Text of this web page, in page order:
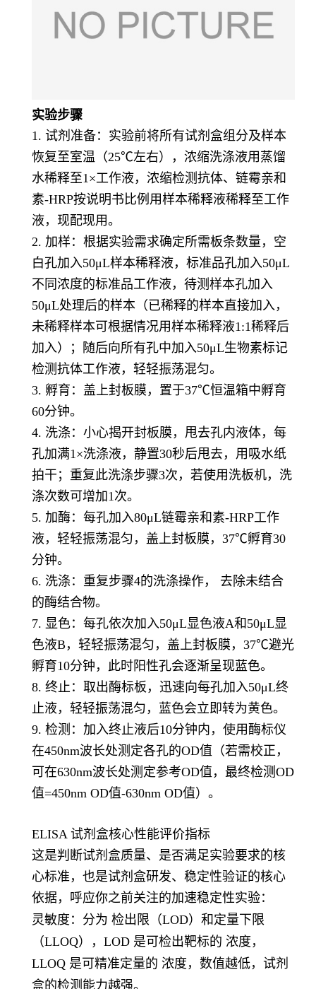
实验步骤
1. 试剂准备：实验前将所有试剂盒组分及样本
恢复至室温（25℃左右），浓缩洗涤液用蒸馏
水稀释至1×工作液，浓缩检测抗体、链霉亲和
素-HRP按说明书比例用样本稀释液稀释至工作
液，现配现用。
2. 加样：根据实验需求确定所需板条数量，空
白孔加入50μL样本稀释液，标准品孔加入50μL
不同浓度的标准品工作液，待测样本孔加入
50μL处理后的样本（已稀释的样本直接加入，
未稀释样本可根据情况用样本稀释液1:1稀释后
加入）；随后向所有孔中加入50μL生物素标记
检测抗体工作液，轻轻振荡混匀。
3. 孵育：盖上封板膜，置于37℃恒温箱中孵育
60分钟。
4. 洗涤：小心揭开封板膜，甩去孔内液体，每
孔加满1×洗涤液，静置30秒后甩去，用吸水纸
拍干；重复此洗涤步骤3次，若使用洗板机，洗
涤次数可增加1次。
5. 加酶：每孔加入80μL链霉亲和素-HRP工作
液，轻轻振荡混匀，盖上封板膜，37℃孵育30
分钟。
6. 洗涤：重复步骤4的洗涤操作， 去除未结合
的酶结合物。
7. 显色：每孔依次加入50μL显色液A和50μL显
色液B，轻轻振荡混匀，盖上封板膜，37℃避光
孵育10分钟，此时阳性孔会逐渐呈现蓝色。
8. 终止：取出酶标板，迅速向每孔加入50μL终
止液，轻轻振荡混匀，蓝色会立即转为黄色。
9. 检测：加入终止液后10分钟内，使用酶标仪
在450nm波长处测定各孔的OD值（若需校正，
可在630nm波长处测定参考OD值，最终检测OD
值=450nm OD值-630nm OD值）。
ELISA 试剂盒核心性能评价指标
这是判断试剂盒质量、是否满足实验要求的核
心标准，也是试剂盒研发、稳定性验证的核心
依据，呼应你之前关注的加速稳定性实验：
灵敏度 ：分为 检出限（LOD）和定量下限
（LLOQ），LOD 是可检出靶标的 浓度，
LLOQ 是可精准定量的 浓度，数值越低，试剂
盒的检测能力越强。